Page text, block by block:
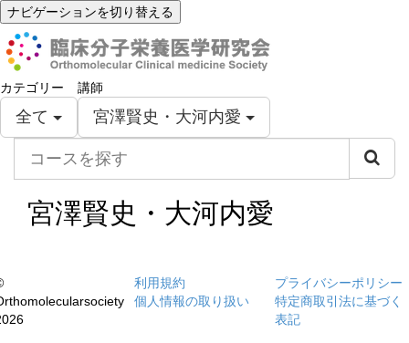
ナビゲーションを切り替える
カテゴリー
全て
講師
宮澤賢史・大河内愛
ス
宮澤賢史・大河内愛
利用規約
個人情報の取り扱い
プライバシーポリシー
特定商取引法に基づく
表記